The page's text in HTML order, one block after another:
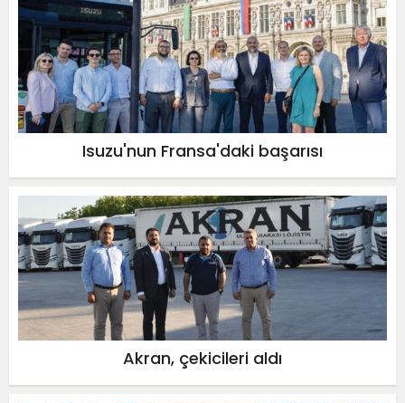
Isuzu'nun Fransa'daki başarısı
Akran, çekicileri aldı